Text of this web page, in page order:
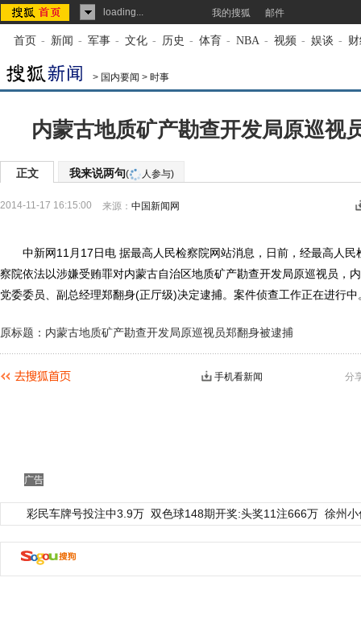
loading... 我的搜狐 邮件
首页 - 新闻 - 军事 - 文化 - 历史 - 体育 - NBA - 视频 - 娱谈 -
> 国内要闻 > 时事
内蒙古地质矿产勘查开发局原巡视
正文 我来说两句( 人参与)
2014-11-17 16:15:00 来源： 中国新闻网
中新网11月17日电 据最高人民检察院网站消息，日前，经最高人民
察院依法以涉嫌受贿罪对内蒙古自治区地质矿产勘查开发局原巡视员，
党委委员、副总经理郑翻身(正厅级)决定逮捕。案件侦查工作正在进行中
原标题：内蒙古地质矿产勘查开发局原巡视员郑翻身被逮捕
分
手机看新闻
广告
彩民车牌号投注中3.9万 双色球148期开奖:头奖11注666万 徐州